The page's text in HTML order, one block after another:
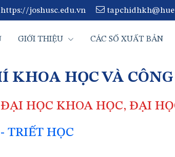
https://joshusc.edu.vn
GIỚI THIỆU CÁC SỐ XUẤT BẢN
KHOA HỌC VÀ
HỌC KHOA HỌC, ĐẠI
TRIẾT HỌC